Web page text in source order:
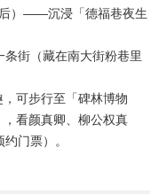
后）——沉浸「德福巷夜生
条街（藏在南大街粉巷里
，可步行至「碑林博物
看颜真卿、柳公权真
门票）。